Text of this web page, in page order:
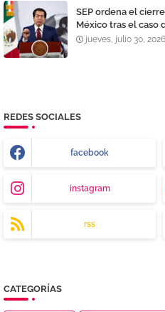
SEP ordena el
México tras el caso
jueves, julio 30, 2026
REDES SOCIALES
facebook
instagram
rss
CATEGORÍAS